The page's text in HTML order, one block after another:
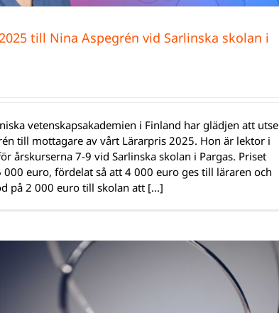
till Nina Aspegrén vid Sarlinska skolan i
vetenskapsakademien i Finland har glädjen att utse
till mottagare av vårt Lärarpris 2025. Hon är lektor i
årskurserna 7-9 vid Sarlinska skolan i Pargas. Priset
euro, fördelat så att 4 000 euro ges till läraren och
på 2 000 euro till skolan att [...]